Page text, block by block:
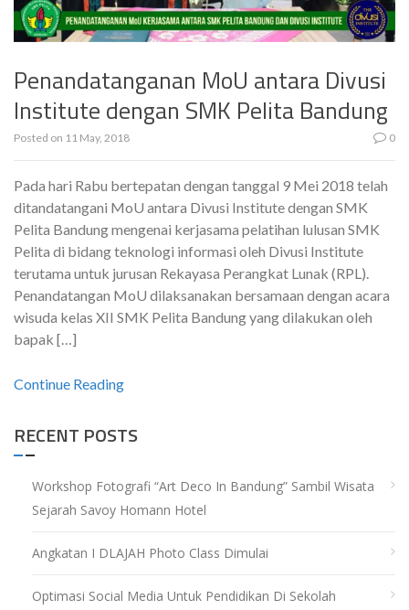
Penandatanganan MoU antara Divusi
Institute dengan SMK Pelita Bandung
Posted on 11 May, 2018 0
Pada hari Rabu bertepatan dengan tanggal 9 Mei 2018 telah
ditandatangani MoU antara Divusi Institute dengan SMK
Pelita Bandung mengenai kerjasama pelatihan lulusan SMK
Pelita di bidang teknologi informasi oleh Divusi Institute
terutama untuk jurusan Rekayasa Perangkat Lunak (RPL).
Penandatangan MoU dilaksanakan bersamaan dengan acara
wisuda kelas XII SMK Pelita Bandung yang dilakukan oleh
bapak […]
Continue Reading
RECENT POSTS
Workshop Fotografi “Art Deco In Bandung” Sambil Wisata
Sejarah Savoy Homann Hotel
Angkatan I DLAJAH Photo Class Dimulai
Optimasi Social Media Untuk Pendidikan Di Sekolah